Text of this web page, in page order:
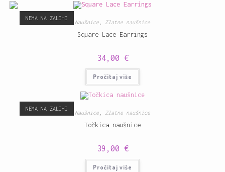
NEMA NA ZALIHI
Naušnice Zlatne naušnice
Square Lace Earrings
34,00 €
Pročitaj više
NEMA NA ZALIHI
Naušnice Zlatne naušnice
Točkica naušnice
39,00 €
Pročitaj više